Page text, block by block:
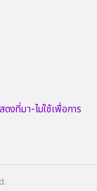
ที่มา-ไม่ใช้เพื่อการ